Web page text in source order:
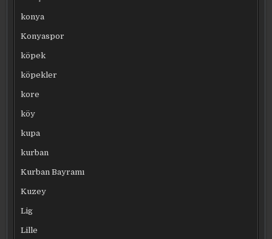
konya
Konyaspor
köpek
köpekler
kore
köy
kupa
kurban
Kurban Bayramı
Kuzey
Lig
Lille